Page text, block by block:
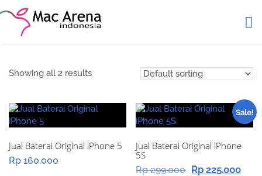
Showing all 2 results
Jual Baterai Original iPhone 5
Rp 160.000
Sale!
Jual Baterai Original iPhone
5S
Rp299.000 Original
Rp 225.000